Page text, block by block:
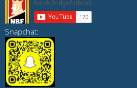
Snapchat: